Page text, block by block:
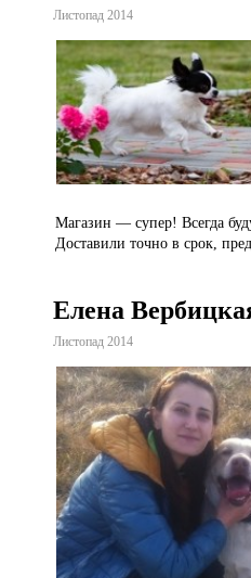
Листопад 2014
Магазин — супер! Всегда
Доставили точно в срок,
Елена
Листопад 2014